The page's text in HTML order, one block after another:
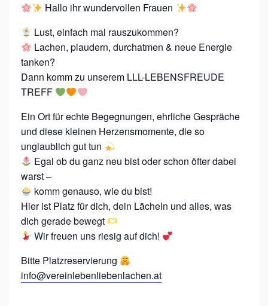
/
O
B
E
R
W
A
L
T
E
R
S
D
O
R
F
Hallo ihr wundervollen Frauen
Lust, einfach mal rauszukommen?
Lachen, plaudern, durchatmen & neue Energie
tanken?
Dann komm zu unserem LLL-LEBENSFREUDE
TREFF
Ein Ort für echte Begegnungen, ehrliche Gespräche
und diese kleinen Herzensmomente, die so
unglaublich gut tun
Egal ob du ganz neu bist oder schon öfter dabei
warst –
komm genauso, wie du bist!
Hier ist Platz für dich, dein Lächeln und alles, was
dich gerade bewegt
Wir freuen uns riesig auf dich!
Bitte Platzreservierung
info@vereinlebenliebenlachen.at